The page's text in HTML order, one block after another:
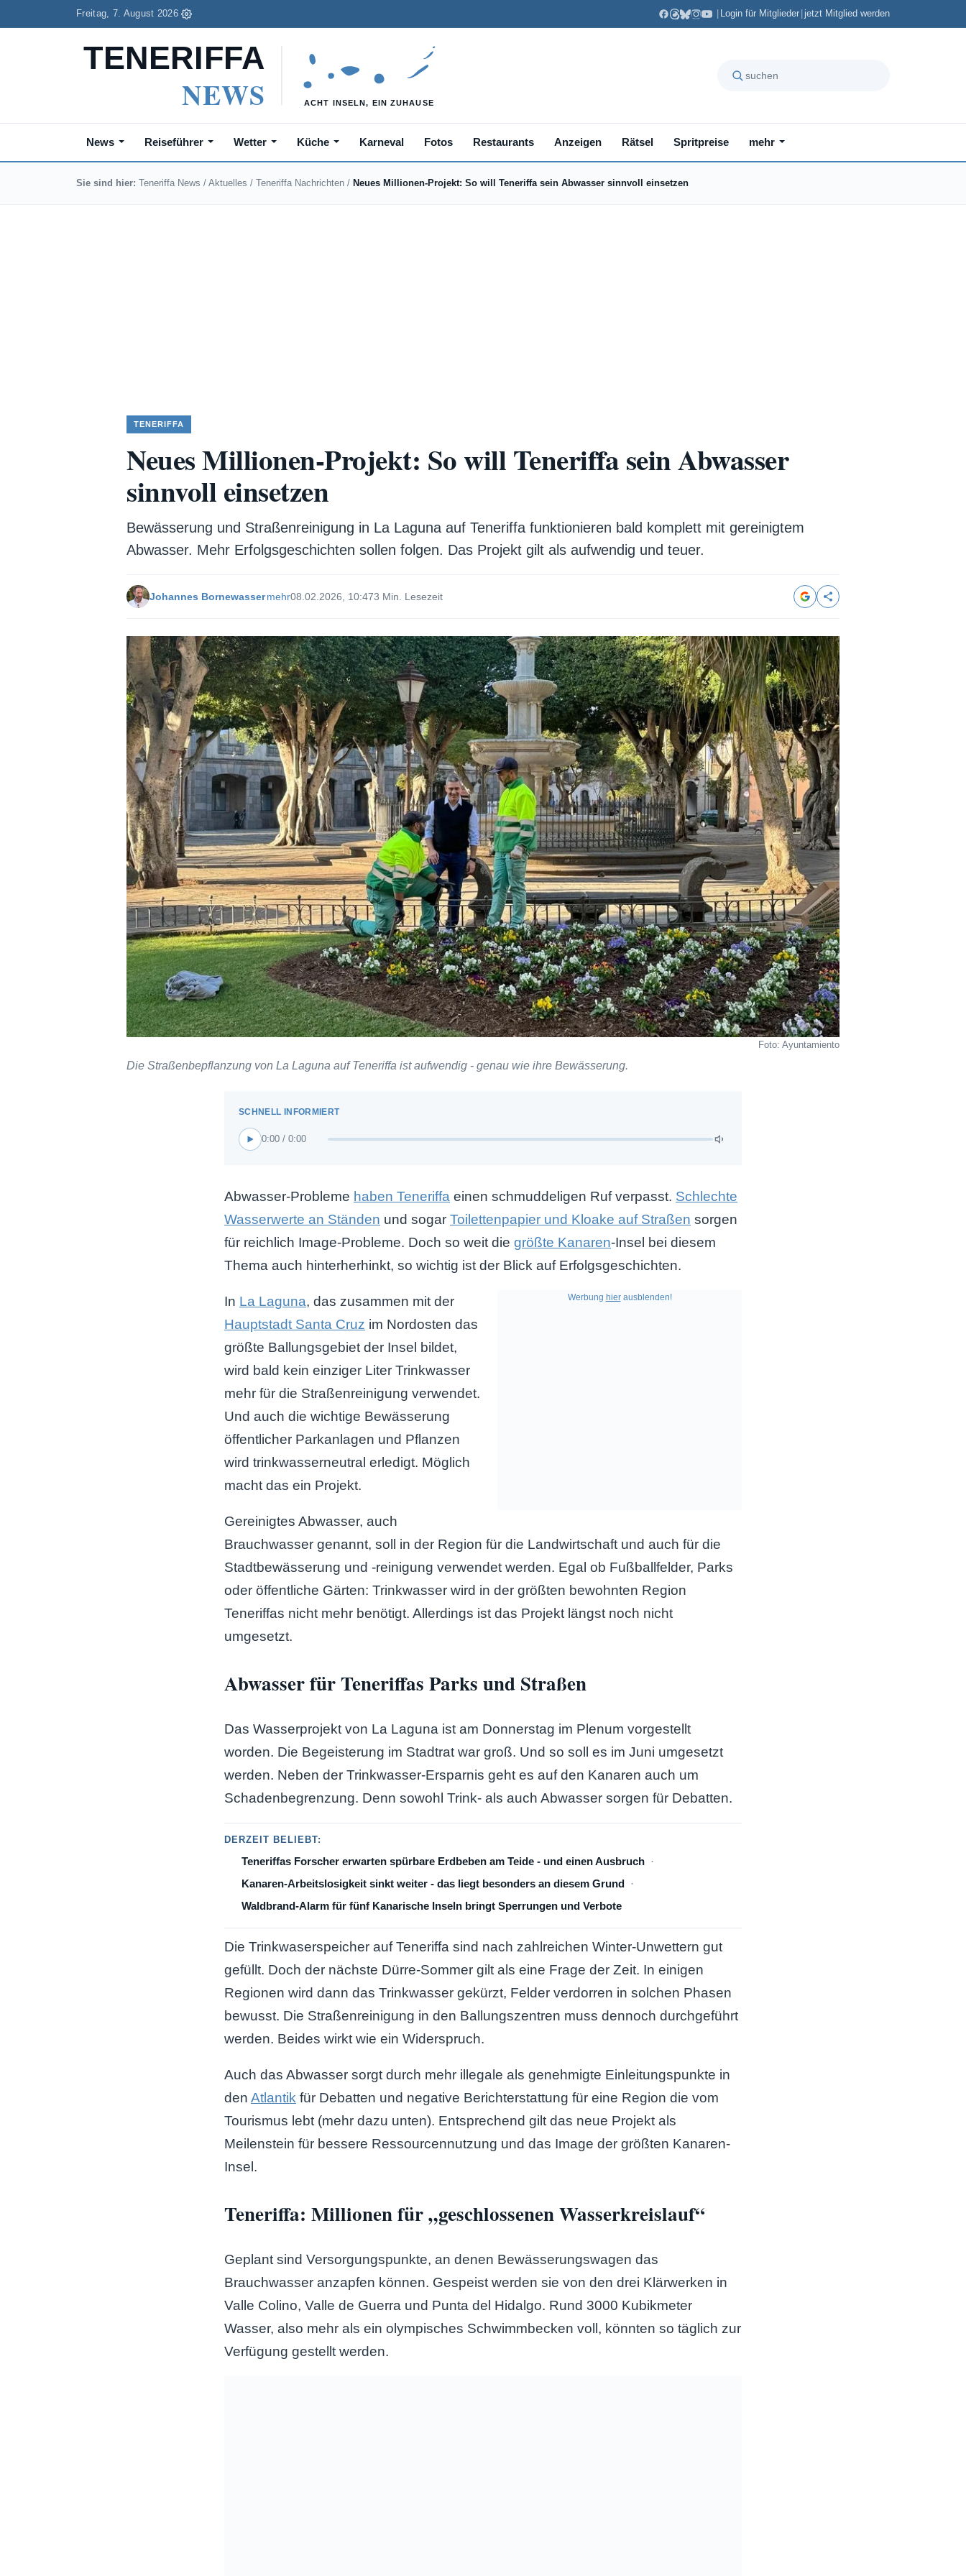
Freitag, 7. August 2026 Login für Mitglieder jetzt Mitglied werden
News Reiseführer Wetter Küche Karneval Fotos Restaurants Anzeigen Rätsel Spritpreise mehr
Sie sind hier: Teneriffa News / Aktuelles / Teneriffa Nachrichten / Neues Millionen-Projekt: So will Teneriffa sein Abwasser sinnvoll einsetzen
TENERIFFA
Neues Millionen-Projekt: So will Teneriffa sein Abwasser
sinnvoll einsetzen
Bewässerung und Straßenreinigung in La Laguna auf Teneriffa funktionieren bald komplett mit gereinigtem
Abwasser. Mehr Erfolgsgeschichten sollen folgen. Das Projekt gilt als aufwendig und teuer.
Johannes Bornewassermehr08.02.2026, 10:473 Min. Lesezeit
Foto: Ayuntamiento
Die Straßenbepflanzung von La Laguna auf Teneriffa ist aufwendig - genau wie ihre Bewässerung.
0:00 / 0:00
Abwasser-Probleme haben Teneriffa einen schmuddeligen Ruf verpasst. Schlechte
Wasserwerte an Ständen und sogar Toilettenpapier und Kloake auf Straßen sorgen
für reichlich Image-Probleme. Doch so weit die größte Kanaren-Insel bei diesem
Thema auch hinterherhinkt, so wichtig ist der Blick auf Erfolgsgeschichten.
Werbung hierausblenden!
In La Laguna, das zusammen mit der
Hauptstadt Santa Cruz im Nordosten das
größte Ballungsgebiet der Insel bildet,
wird bald kein einziger Liter Trinkwasser
mehr für die Straßenreinigung verwendet.
Und auch die wichtige Bewässerung
öffentlicher Parkanlagen und Pflanzen
wird trinkwasserneutral erledigt. Möglich
macht das ein Projekt.
Gereinigtes Abwasser, auch
Brauchwasser genannt, soll in der Region für die Landwirtschaft und auch für die
Stadtbewässerung und -reinigung verwendet werden. Egal ob Fußballfelder, Parks
oder öffentliche Gärten: Trinkwasser wird in der größten bewohnten Region
Teneriffas nicht mehr benötigt. Allerdings ist das Projekt längst noch nicht
umgesetzt.
Abwasser für Teneriffas Parks und Straßen
Das Wasserprojekt von La Laguna ist am Donnerstag im Plenum vorgestellt
worden. Die Begeisterung im Stadtrat war groß. Und so soll es im Juni umgesetzt
werden. Neben der Trinkwasser-Ersparnis geht es auf den Kanaren auch um
Schadenbegrenzung. Denn sowohl Trink- als auch Abwasser sorgen für Debatten.
DERZEIT BELIEBT:
Teneriffas Forscher erwarten spürbare Erdbeben am Teide - und einen Ausbruch
Kanaren-Arbeitslosigkeit sinkt weiter - das liegt besonders an diesem Grund
Waldbrand-Alarm für fünf Kanarische Inseln bringt Sperrungen und Verbote
Die Trinkwaserspeicher auf Teneriffa sind nach zahlreichen Winter-Unwettern gut
gefüllt. Doch der nächste Dürre-Sommer gilt als eine Frage der Zeit. In einigen
Regionen wird dann das Trinkwasser gekürzt, Felder verdorren in solchen Phasen
bewusst. Die Straßenreinigung in den Ballungszentren muss dennoch durchgeführt
werden. Beides wirkt wie ein Widerspruch.
Auch das Abwasser sorgt durch mehr illegale als genehmigte Einleitungspunkte in
den Atlantik für Debatten und negative Berichterstattung für eine Region die vom
Tourismus lebt (mehr dazu unten). Entsprechend gilt das neue Projekt als
Meilenstein für bessere Ressourcennutzung und das Image der größten Kanaren-
Insel.
Teneriffa: Millionen für „geschlossenen Wasserkreislauf“
Geplant sind Versorgungspunkte, an denen Bewässerungswagen das
Brauchwasser anzapfen können. Gespeist werden sie von den drei Klärwerken in
Valle Colino, Valle de Guerra und Punta del Hidalgo. Rund 3000 Kubikmeter
Wasser, also mehr als ein olympisches Schwimmbecken voll, könnten so täglich zur
Verfügung gestellt werden.